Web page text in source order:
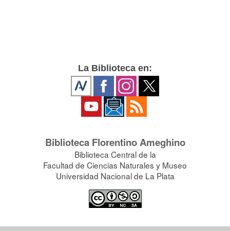
La Biblioteca en:
Biblioteca Florentino Ameghino
Biblioteca Central de la
Facultad de Ciencias Naturales y Museo
Universidad Nacional de La Plata